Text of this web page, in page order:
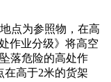
点为参照物，在高
作业分级》将高空
落危险的高处作
在高于2米的货架